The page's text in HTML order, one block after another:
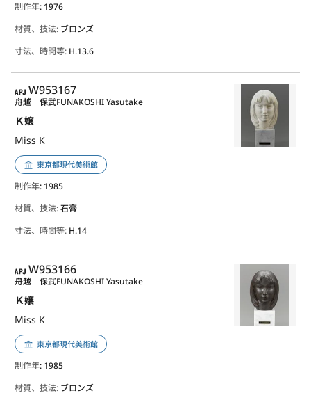
制作年: 1976
材質、技法: ブロンズ
寸法、時間等: H.13.6
APJ
W953167
Ｋ嬢
Miss K
舟越 保武FUNAKOSHI Yasutake
東京都現代美術館
制作年: 1985
材質、技法:石膏
寸法、時間等: H.14
APJ
W953166
Ｋ嬢
Miss K
舟越 保武FUNAKOSHI Yasutake
東京都現代美術館
制作年: 1985
材質、技法: ブロンズ